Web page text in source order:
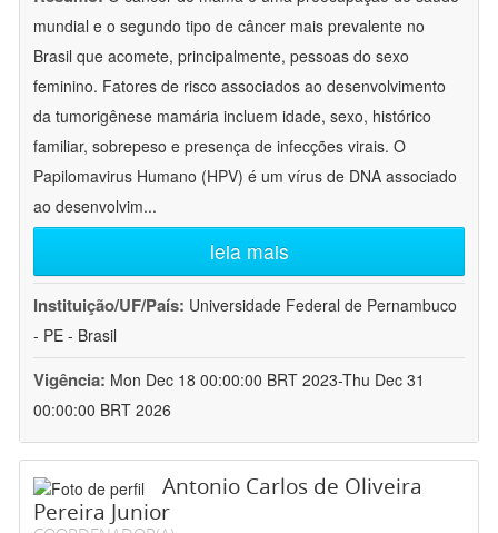
mundial e o segundo tipo de câncer mais prevalente no
Brasil que acomete, principalmente, pessoas do sexo
feminino. Fatores de risco associados ao desenvolvimento
da tumorigênese mamária incluem idade, sexo, histórico
familiar, sobrepeso e presença de infecções virais. O
Papilomavirus Humano (HPV) é um vírus de DNA associado
ao desenvolvim...
leia mais
Instituição/UF/País: Universidade Federal de Pernambuco
- PE - Brasil
Vigência: Mon Dec 18 00:00:00 BRT 2023-Thu Dec 31
00:00:00 BRT 2026
Antonio Carlos de Oliveira
Pereira Junior